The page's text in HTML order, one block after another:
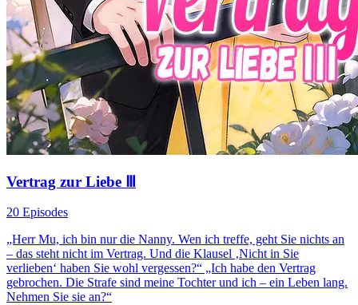
Vertrag zur Liebe Ⅲ
20 Episodes
„Herr Mu, ich bin nur die Nanny. Wen ich treffe, geht Sie nichts an
– das steht nicht im Vertrag. Und die Klausel ‚Nicht in Sie
verlieben‘ haben Sie wohl vergessen?“ „Ich habe den Vertrag
gebrochen. Die Strafe sind meine Tochter und ich – ein Leben lang.
Nehmen Sie sie an?“